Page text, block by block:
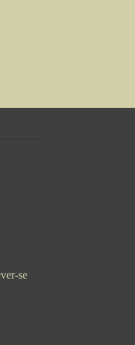
se